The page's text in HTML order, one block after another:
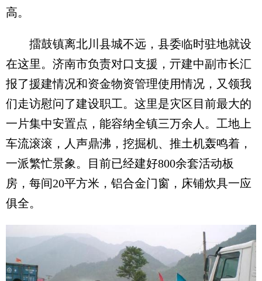
高。
擂鼓镇离北川县城不远，县委临时驻地就设
在这里。济南市负责对口支援，亓建中副市长汇
报了援建情况和资金物资管理使用情况，又领我
们走访慰问了建设职工。这里是灾区目前最大的
一片集中安置点，能容纳全镇三万余人。工地上
车流滚滚，人声鼎沸，挖掘机、推土机轰鸣着，
一派繁忙景象。目前已经建好800余套活动板
房，每间20平方米，铝合金门窗，床铺炊具一应
俱全。